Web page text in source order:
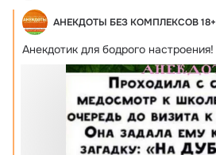
АНЕКДОТЫ БЕЗ КОМПЛЕКСОВ 18+
Анекдотик для бодрого настроения!